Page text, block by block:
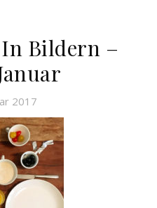
Bildern –
2017